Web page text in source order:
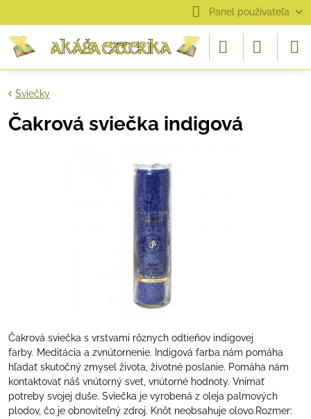
Panel používateľa
Sviečky
Čakrová sviečka indigová
Čakrová sviečka s vrstvami rôznych odtieňov indigovej
farby. Meditácia a zvnútornenie. Indigová farba nám pomáha
hľadať skutočný zmysel života, životné poslanie. Pomáha nám
kontaktovať náš vnútorný svet, vnútorné hodnoty. Vnímať
potreby svojej duše. Sviečka je vyrobená z oleja palmových
plodov, čo je obnoviteľný zdroj. Knôt neobsahuje olovo.Rozmer: